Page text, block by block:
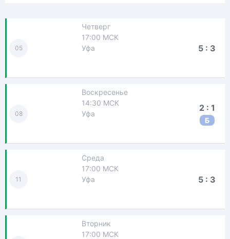
05
Четверг
17:00 МСК
Уфа
5 : 3
08
Воскресенье
14:30 МСК
Уфа
2 : 1
Б
11
Среда
17:00 МСК
Уфа
5 : 3
Вторник
17:00 МСК